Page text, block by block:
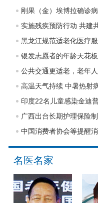
刚果（金）埃博拉确诊
实施残疾预防行动 共建
黑龙江规范适老化医疗
银发志愿者的年龄天花
公共交通更适老，老年
印度22名儿童感染金迪
广西出台长期护理保险
中国消费者协会等提醒
名医名家